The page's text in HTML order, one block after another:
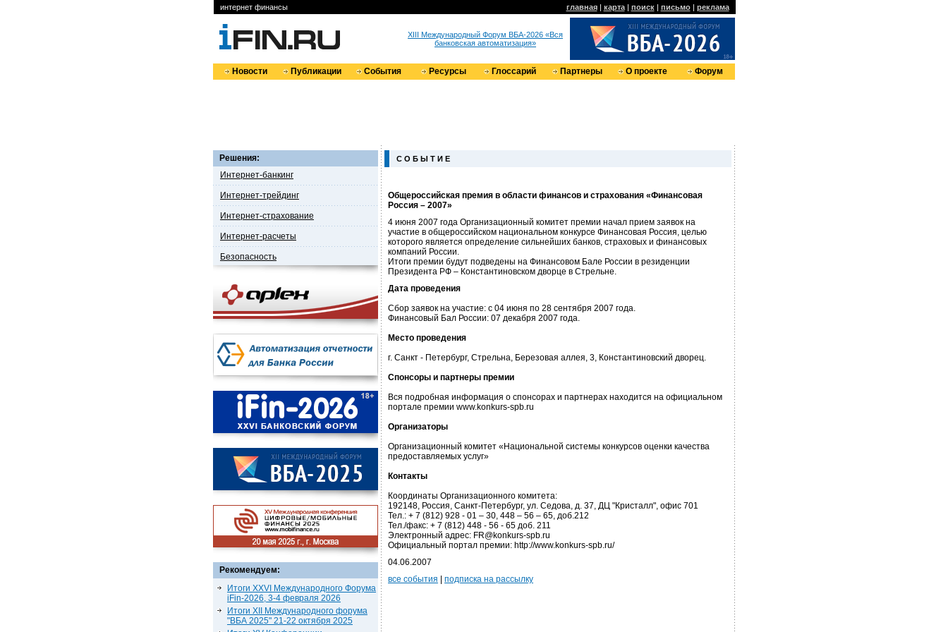
интернет финансы главная| карта| поиск| письмо| реклама
XIII Международный Форум ВБА-2026 «Вся
банковская автоматизация»
Новости Публикации События Ресурсы Глоссарий Партнеры О проекте Форум
Решения:
Интернет-банкинг
Интернет-трейдинг
Интернет-страхование
Интернет-расчеты
Безопасность
Рекомендуем:
Итоги XXVI Международного Форума
iFin-2026, 3-4 февраля 2026
Итоги XII Международного форума
"ВБА 2025" 21-22 октября 2025
С О Б Ы Т И Е
Общероссийская премия в области финансов и страхования «Финансовая
Россия – 2007»
4 июня 2007 года Организационный комитет премии начал прием заявок на
участие в общероссийском национальном конкурсе Финансовая Россия, целью
которого является определение сильнейших банков, страховых и финансовых
компаний России.
Итоги премии будут подведены на Финансовом Бале России в резиденции
Президента РФ – Константиновском дворце в Стрельне.
Дата проведения
Сбор заявок на участие: с 04 июня по 28 сентября 2007 года.
Финансовый Бал России: 07 декабря 2007 года.
Место проведения
г. Санкт - Петербург, Стрельна, Березовая аллея, 3, Константиновский дворец.
Спонсоры и партнеры премии
Вся подробная информация о спонсорах и партнерах находится на официальном
портале премии www.konkurs-spb.ru
Организаторы
Организационный комитет «Национальной системы конкурсов оценки качества
предоставляемых услуг»
Контакты
Координаты Организационного комитета:
192148, Россия, Санкт-Петербург, ул. Седова, д. 37, ДЦ "Кристалл", офис 701
Тел.: + 7 (812) 928 - 01 – 30, 448 – 56 – 65, доб.212
Тел./факс: + 7 (812) 448 - 56 - 65 доб. 211
Электронный адрес: FR@konkurs-spb.ru
Официальный портал премии: http://www.konkurs-spb.ru/
04.06.2007
все события
подписка на рассылку